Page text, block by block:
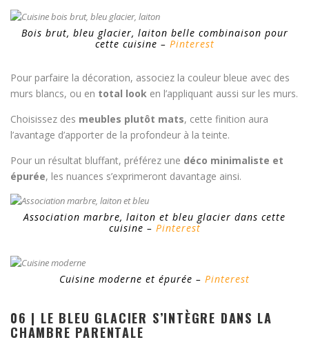
Bois brut, bleu glacier, laiton belle combinaison pour
cette cuisine – Pinterest
Pour parfaire la décoration, associez la couleur bleue avec des
murs blancs, ou en total look en l’appliquant aussi sur les murs.
Choisissez des meubles plutôt mats, cette finition aura
l’avantage d’apporter de la profondeur à la teinte.
Pour un résultat bluffant, préférez une déco minimaliste et
épurée, les nuances s’exprimeront davantage ainsi.
Association marbre, laiton et bleu glacier dans cette
cuisine – Pinterest
Cuisine moderne et épurée – Pinterest
06 | LE BLEU GLACIER S’INTÈGRE DANS LA
CHAMBRE PARENTALE